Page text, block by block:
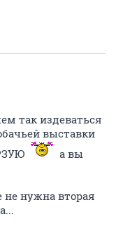
так издеваться
выставки
а вы
нужна вторая